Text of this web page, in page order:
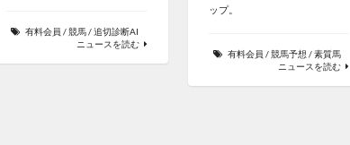
ップ。
有料会員 /競馬予想 /素質馬
ニュースを読む
有料会員 /競馬/追切診断AI
ニュースを読む